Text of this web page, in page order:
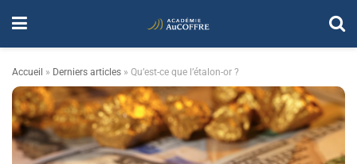
Accueil » Derniers articles » Qu’est-ce que l’étalon-or ?